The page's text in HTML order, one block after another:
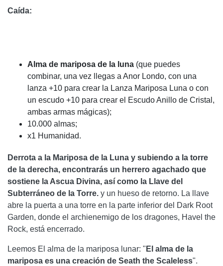
Caída:
Alma de mariposa de la luna (que puedes
combinar, una vez llegas a Anor Londo, con una
lanza +10 para crear la Lanza Mariposa Luna o con
un escudo +10 para crear el Escudo Anillo de Cristal,
ambas armas mágicas);
10.000 almas;
x1 Humanidad.
Derrota a la Mariposa de la Luna y subiendo a la torre
de la derecha, encontrarás un herrero agachado que
sostiene la Ascua Divina, así como la Llave del
Subterráneo de la Torre. y un hueso de retorno. La llave
abre la puerta a una torre en la parte inferior del Dark Root
Garden, donde el archienemigo de los dragones, Havel the
Rock, está encerrado.
Leemos El alma de la mariposa lunar: " El alma de la
mariposa es una creación de Seath the Scaleless".